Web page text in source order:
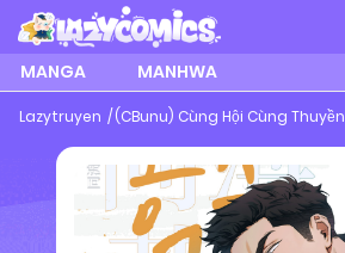
MANGA MANHWA
Lazytruyen (CBunu) Cùng Hội Cùng Thuyền